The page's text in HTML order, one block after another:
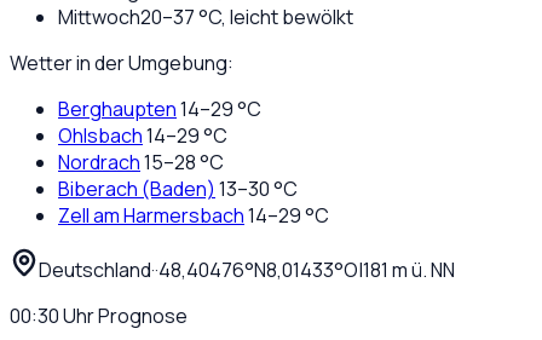
Mittwoch20–37°C, leicht bewölkt
Wetter in der Umgebung:
Berghaupten14–29°C
Ohlsbach14–29°C
Nordrach15–28°C
Biberach (Baden) 13–30°C
Zell am Harmersbach14–29°C
Deutschland··48,40476°N8,01433°O|181 m ü. NN
00:30UhrPrognose